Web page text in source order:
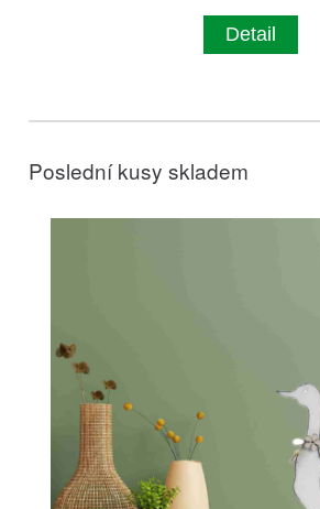
Detail
Poslední kusy skladem